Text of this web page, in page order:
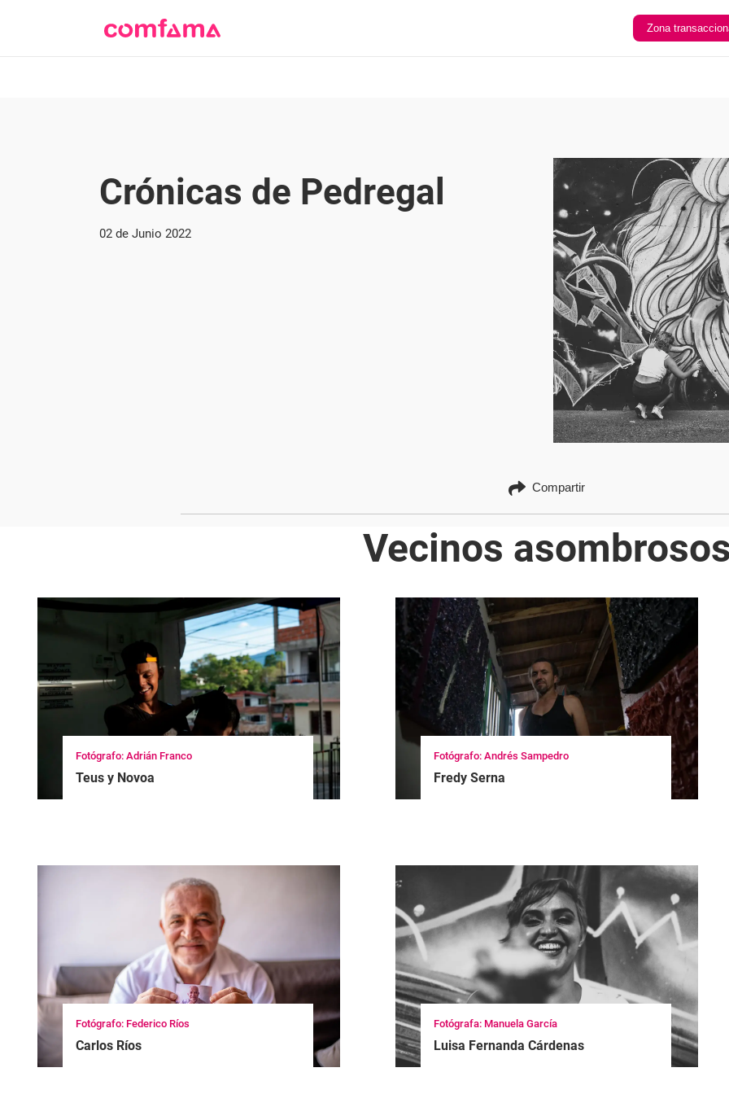
Zona
Crónicas de Pedregal
02 de Junio 2022
Compartir
Vecinos
Fotógrafo: Adrián Franco
Teus y Novoa
Fotógrafo: Andrés Sampedro
Fredy Serna
Fotógrafo: Federico Ríos
Carlos Ríos
Fotógrafa: Manuela García
Luisa Fernanda Cárdenas